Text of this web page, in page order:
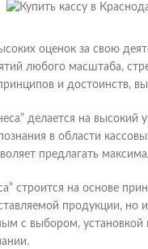
оценок за свою
любого масштаба,
и достоинств,
делается на высокий
в области
предлагать
строится на основе
продукции,
с выбором, установкой